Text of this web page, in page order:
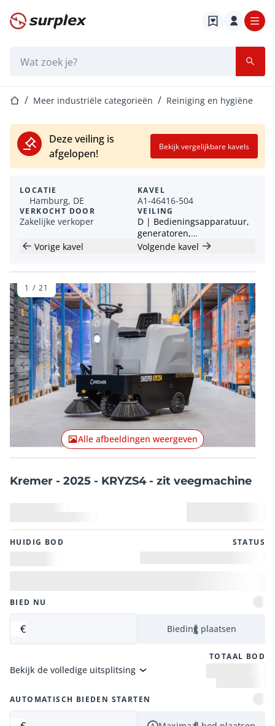
Startpagina
StartpaginaMeer industriële categorieën Reiniging en hygiëne
Deze veiling is
afgelopen!
Bekijk vergelijkbare kavels
LOCATIE
Hamburg, DE
VERKOCHT DOOR
Zakelijke verkoper
KAVEL
A1-46416-504
VEILING
D | Bedieningsapparatuur,
generatoren,
machinegereedschappen en
Vorige kavel Volgende kavel
Vorig item
Alle afbeeldingen weergeven
1 / 21
Kremer - 2025 - KRYZS4 - zit veegmachine
HUIDIG ​​BOD STATUS
BIED NU
€ Bieding plaatsen
TOTAAL BOD
Bekijk de volledige uitsplitsing
AUTOMATISCH BIEDEN STARTEN